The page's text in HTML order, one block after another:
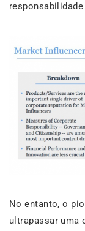
No entanto, o
ultrapassar uma